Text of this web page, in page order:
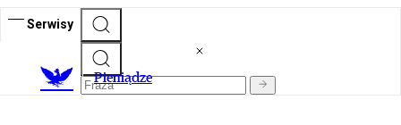
Serwisy
Pieniądze